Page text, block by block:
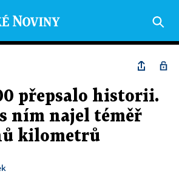
přepsalo historii.
ním najel téměř
kilometrů